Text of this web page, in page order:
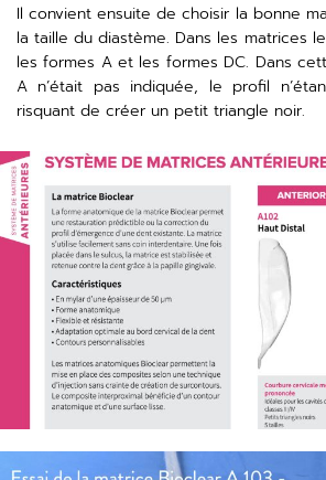
Il convient ensuite de choisir la bonne
la taille du diastème. Dans les matrices
les formes A et les formes DC. Dans
A n’était pas indiquée, le profil
risquant de créer un petit triangle noir.